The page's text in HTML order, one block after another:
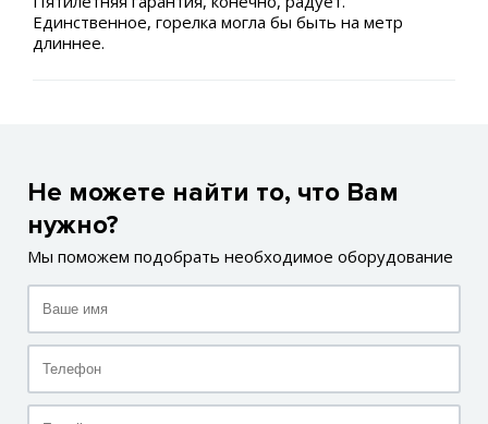
Единственное, горелка могла бы быть на метр
длиннее.
Не можете найти то, что Вам
нужно?
Мы поможем подобрать необходимое оборудование